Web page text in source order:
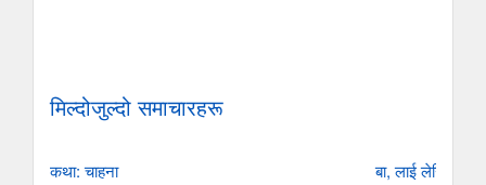
मिल्दोजुल्दो समाचारहरू
कथा: चाहना बा, लाई लेखिएको